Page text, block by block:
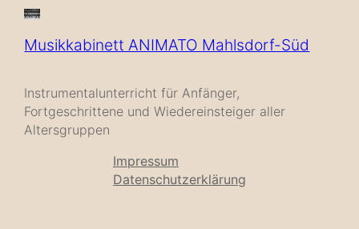
Musikkabinett ANIMATO Mahlsdorf-Süd
Instrumentalunterricht für Anfänger,
Fortgeschrittene und Wiedereinsteiger aller
Altersgruppen
Impressum
Datenschutzerklärung